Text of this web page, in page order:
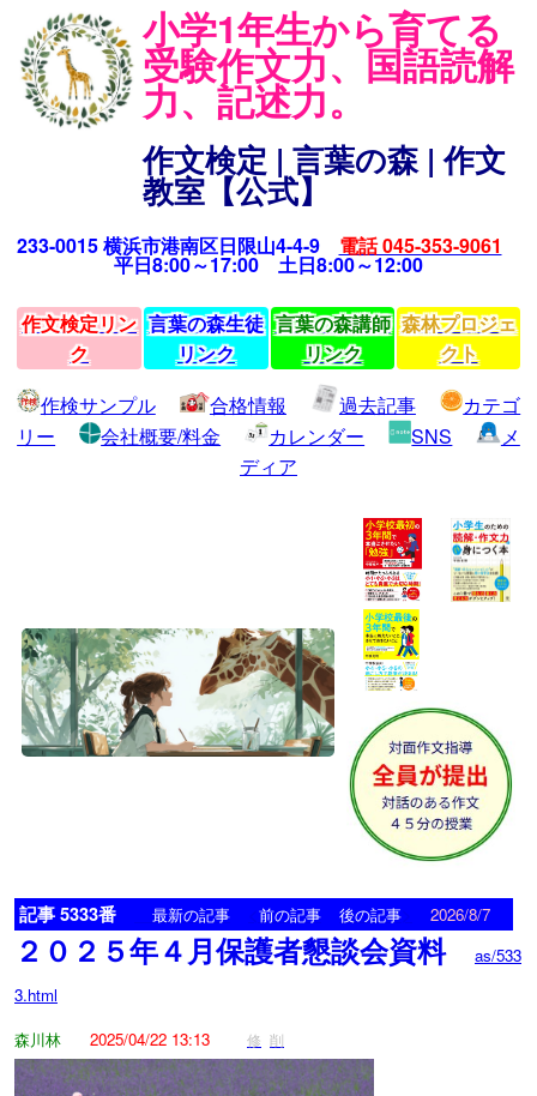
小学1年生から育てる
受験作文力、国語読解
力、記述力。
作文検定 | 言葉の森 | 作文
教室【公式】
233-0015 横浜市港南区日限山4-4-9 電話 045-353-9061
平日8:00～17:00 土日8:00～12:00
作文検定リン
ク
言葉の森生徒
リンク
言葉の森講師
リンク
森林プロジェ
クト
作検サンプル
合格情報 過去記事
カテゴ
リー
会社概要/料金 カレンダー SNS
メ
ディア
記事 5333番 最新の記事 前の記事 後の記事 2026/8/7
２０２５年４月保護者懇談会資料
as/533
3.html
森川林
2025/04/22 13:13 修 削